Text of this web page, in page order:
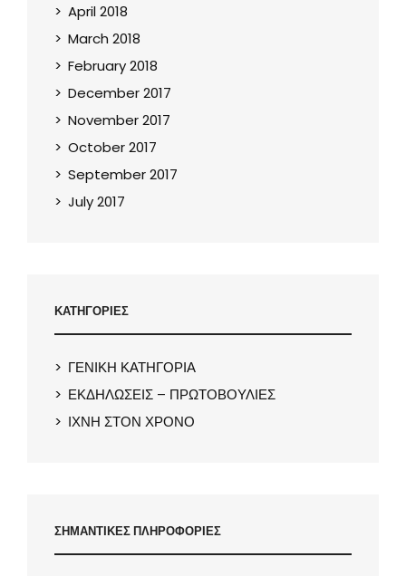
April 2018
March 2018
February 2018
December 2017
November 2017
October 2017
September 2017
July 2017
ΚΑΤΗΓΟΡΙΕΣ
ΓΕΝΙΚΗ ΚΑΤΗΓΟΡΙΑ
ΕΚΔΗΛΩΣΕΙΣ – ΠΡΩΤΟΒΟΥΛΙΕΣ
ΙΧΝΗ ΣΤΟΝ ΧΡΟΝΟ
ΣΗΜΑΝΤΙΚΕΣ ΠΛΗΡΟΦΟΡΙΕΣ